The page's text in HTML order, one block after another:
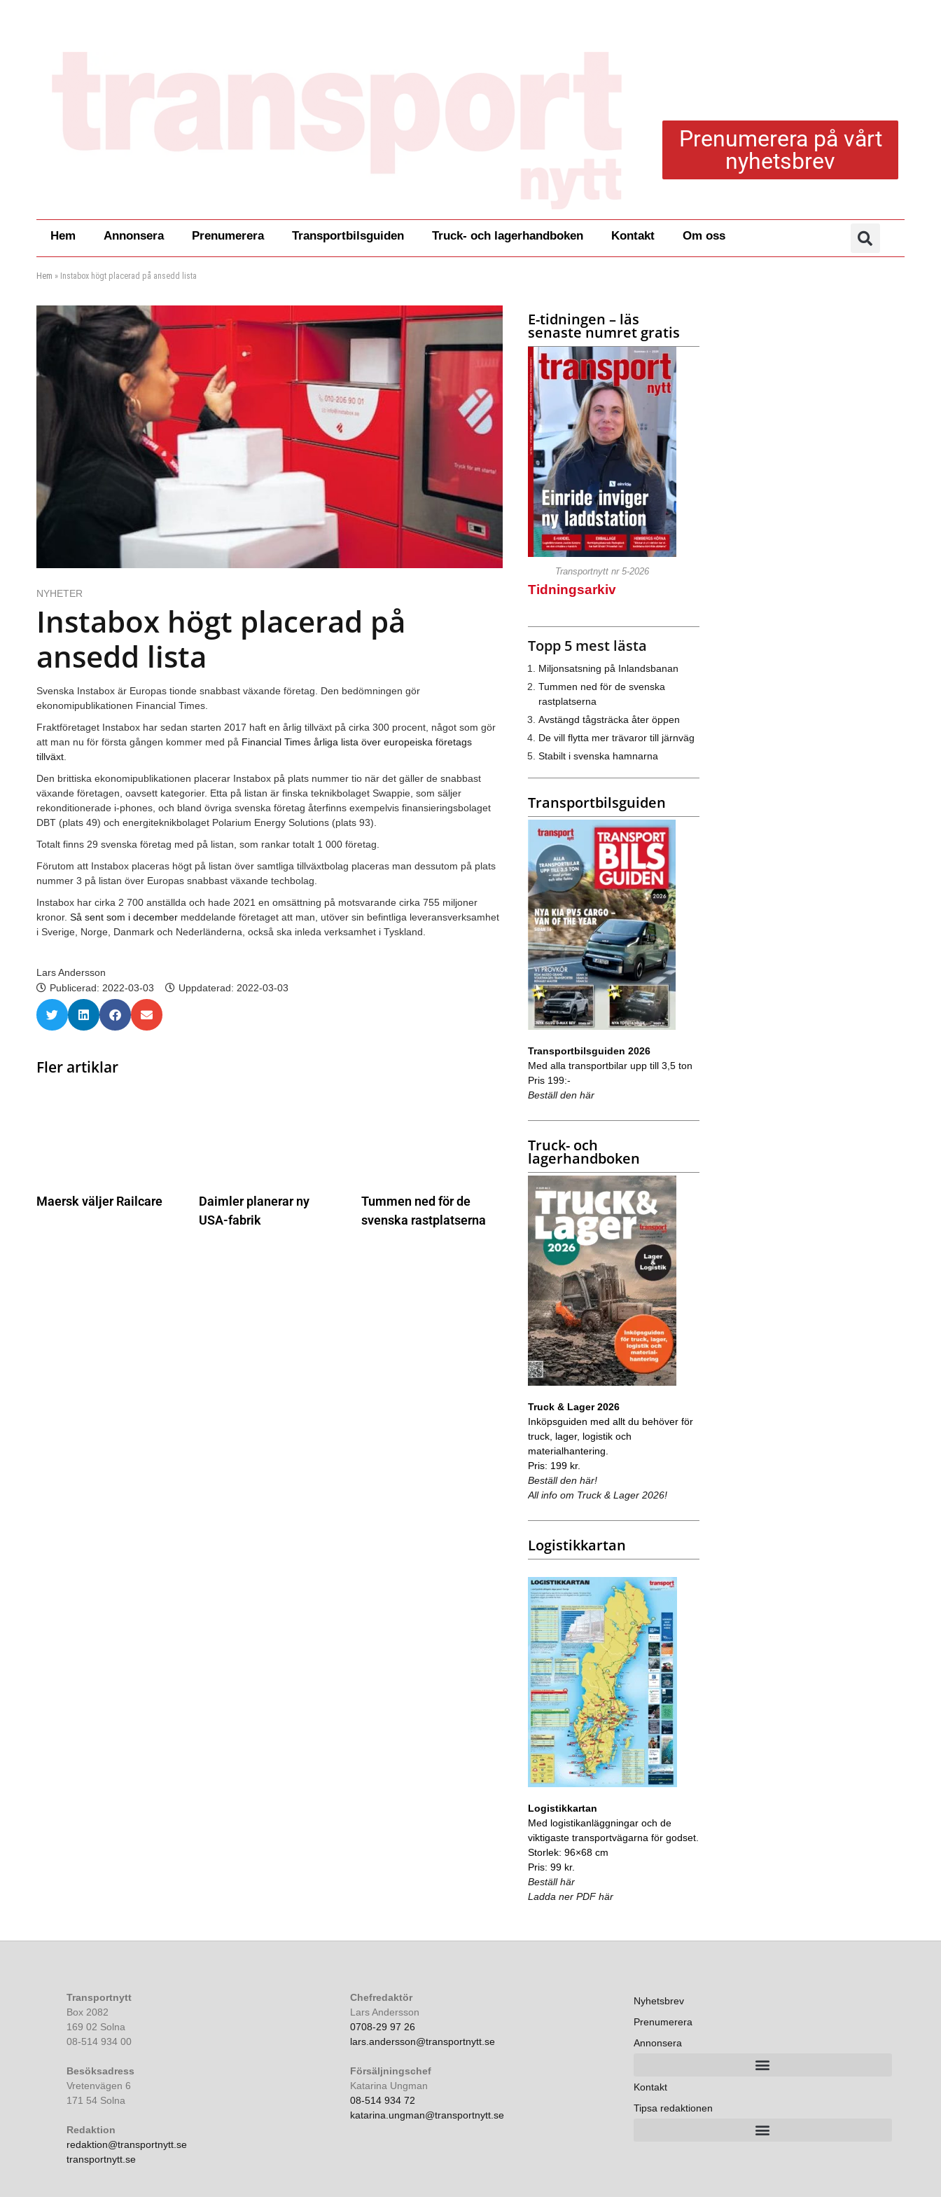
Prenumerera på vårt
nyhetsbrev
Hem Annonsera Prenumerera Transportbilsguiden Truck- och lagerhandboken Kontakt Om oss
Hem » Instabox högt placerad på ansedd lista
NYHETER
Instabox högt placerad på
ansedd lista
Svenska Instabox är Europas tionde snabbast växande företag. Den bedömningen gör
ekonomipublikationen Financial Times.
Fraktföretaget Instabox har sedan starten 2017 haft en årlig tillväxt på cirka 300 procent, något som gör
att man nu för första gången kommer med på Financial Times årliga lista över europeiska företags
tillväxt
Den brittiska ekonomipublikationen placerar Instabox på plats nummer tio när det gäller de snabbast
växande företagen, oavsett kategorier. Etta på listan är finska teknikbolaget Swappie, som säljer
rekonditionerade i-phones, och bland övriga svenska företag återfinns exempelvis finansieringsbolaget
DBT (plats 49) och energiteknikbolaget Polarium Energy Solutions (plats 93).
Totalt finns 29 svenska företag med på listan, som rankar totalt 1 000 företag.
Förutom att Instabox placeras högt på listan över samtliga tillväxtbolag placeras man dessutom på plats
nummer 3 på listan över Europas snabbast växande techbolag.
Instabox har cirka 2 700 anställda och hade 2021 en omsättning på motsvarande cirka 755 miljoner
kronor. Så sent som i december meddelande företaget att man, utöver sin befintliga leveransverksamhet
i Sverige, Norge, Danmark och Nederländerna, också ska inleda verksamhet i Tyskland.
Lars Andersson
Publicerad: 2022-03-03 Uppdaterad: 2022-03-03
Fler artiklar
Maersk väljer Railcare
Daimler planerar ny
USA-fabrik
Tummen ned för de
svenska rastplatserna
E-tidningen – läs
senaste numret gratis
Transportnytt nr 5-2026
Tidningsarkiv
Topp 5 mest lästa
Miljonsatsning på Inlandsbanan
Tummen ned för de svenska
rastplatserna
Avstängd tågsträcka åter öppen
De vill flytta mer trävaror till järnväg
Stabilt i svenska hamnarna
Transportbilsguiden
Transportbilsguiden 2026
Med alla transportbilar upp till 3,5 ton
Pris 199:-
Beställ den här
Truck- och
lagerhandboken
Truck & Lager 2026
Inköpsguiden med allt du behöver för
truck, lager, logistik och
materialhantering.
Pris: 199 kr.
Beställ den här!
All info om Truck & Lager 2026!
Logistikkartan
Logistikkartan
Med logistikanläggningar och de
viktigaste transportvägarna för godset.
Storlek: 96×68 cm
Pris: 99 kr.
Beställ här
Ladda ner PDF här
Transportnytt
Box 2082
169 02 Solna
08-514 934 00
Besöksadress
Vretenvägen 6
171 54 Solna
Redaktion
redaktion@transportnytt.se
transportnytt.se
Chefredaktör
Lars Andersson
0708-29 97 26
lars.andersson@transportnytt.se
Försäljningschef
Katarina Ungman
08-514 934 72
katarina.ungman@transportnytt.se
Nyhetsbrev
Prenumerera
Annonsera
Kontakt
Tipsa redaktionen